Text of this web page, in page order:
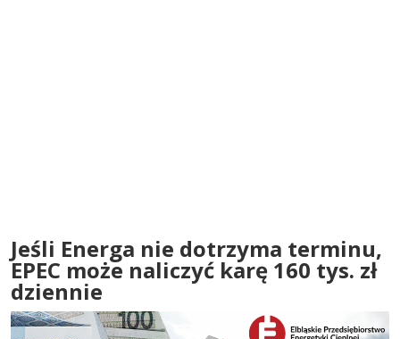
Jeśli Energa nie dotrzyma terminu,
EPEC może naliczyć karę 160 tys. zł
dziennie